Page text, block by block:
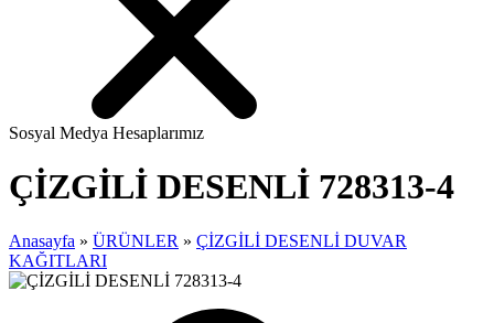
Sosyal Medya Hesaplarımız
ÇİZGİLİ DESENLİ 728313-4
Anasayfa » ÜRÜNLER » ÇİZGİLİ DESENLİ DUVAR
KAĞITLARI